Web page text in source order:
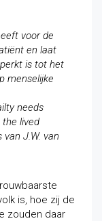
voor de
en laat
is tot het
menselijke
needs
the lived
J.W. van
is, hoe zij de
zouden daar